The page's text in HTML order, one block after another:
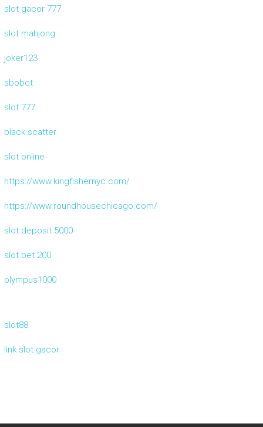
slot gacor 777
slot mahjong
joker123
sbobet
slot 777
black scatter
slot online
https://www.kingfishernyc.com/
https://www.roundhousechicago.com/
slot deposit 5000
slot bet 200
olympus1000
slot88
link slot gacor